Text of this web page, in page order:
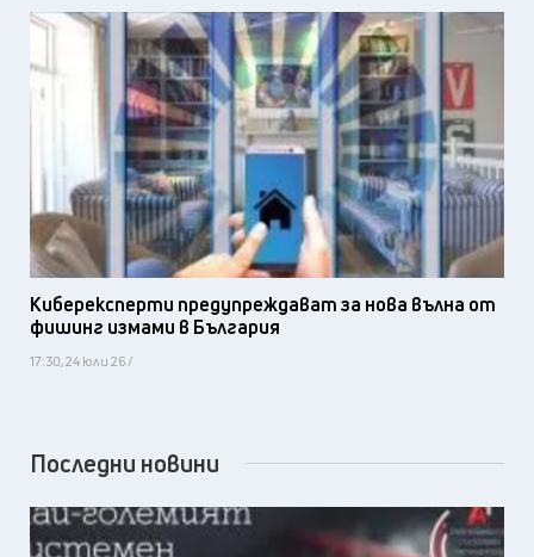
Киберексперти предупреждават за нова вълна от
фишинг измами в България
17:30, 24 юли 26 /
Последни новини